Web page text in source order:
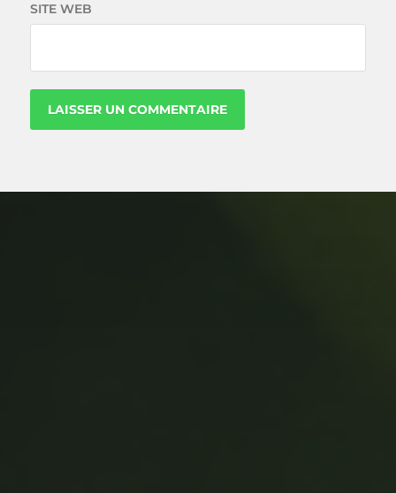
SITE WEB